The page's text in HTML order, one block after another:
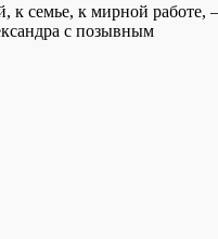
семье, к мирной
с позывным